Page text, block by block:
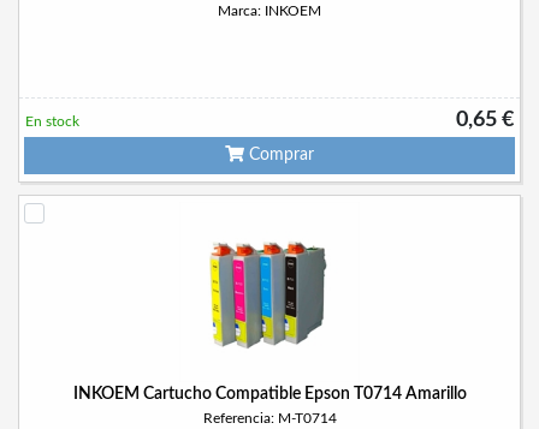
Marca: INKOEM
0,65 €
En stock
Comprar
INKOEM Cartucho Compatible Epson T0714 Amarillo
Referencia: M-T0714